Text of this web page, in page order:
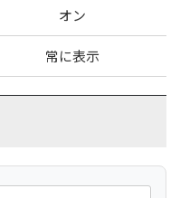
オン
常に表示